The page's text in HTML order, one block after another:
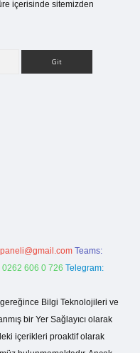
içerisinde sitemizden
Teams:
0262 606 0 726 Telegram:
Bilgi Teknolojileri ve
bir Yer Sağlayıcı olarak
içerikleri proaktif olarak